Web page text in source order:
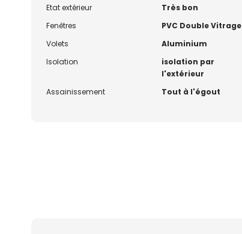
Etat extérieur
Très bon
Fenêtres
PVC Double Vitrage
Volets
Aluminium
Isolation
isolation par
l'extérieur
Assainissement
Tout à l'égout